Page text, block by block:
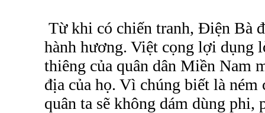
Từ khi có chiến tranh, Điện Bà
hành hương. Việt cọng lợi dụng
thiêng của quân dân Miền Nam
địa của họ. Vì chúng biết là
quân ta sẽ không dám dùng phi,